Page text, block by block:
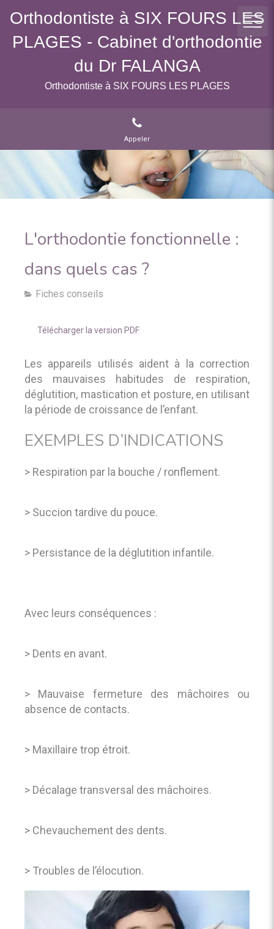
Orthodontiste à SIX FOURS LES
PLAGES - Cabinet d'orthodontie
du Dr FALANGA
Orthodontiste à SIX FOURS LES PLAGES
Appeler
L'orthodontie fonctionnelle :
dans quels cas ?
Fiches conseils
Télécharger la version PDF
Les appareils utilisés aident à la correction
des mauvaises habitudes de respiration,
déglutition, mastication et posture, en utilisant
la période de croissance de l’enfant.
EXEMPLES D’INDICATIONS
> Respiration par la bouche / ronflement.
> Succion tardive du pouce.
> Persistance de la déglutition infantile.
Avec leurs conséquences :
> Dents en avant.
> Mauvaise fermeture des mâchoires ou
absence de contacts.
> Maxillaire trop étroit.
> Décalage transversal des mâchoires.
> Chevauchement des dents.
> Troubles de l’élocution.